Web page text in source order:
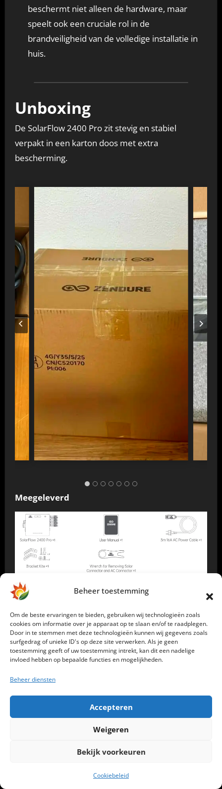
Beheer toestemming
Om de beste ervaringen te bieden, gebruiken wij technologieën zoals
cookies om informatie over je apparaat op te slaan en/of te raadplegen.
Door in te stemmen met deze technologieën kunnen wij gegevens zoals
surfgedrag of unieke ID's op deze site verwerken. Als je geen
toestemming geeft of uw toestemming intrekt, kan dit een nadelige
invloed hebben op bepaalde functies en mogelijkheden.
Beheer diensten
Accepteren
Weigeren
Bekijk voorkeuren
Cookiebeleid
beschermt niet alleen de hardware, maar
speelt ook een cruciale rol in de
brandveiligheid van de volledige installatie in
huis.
Unboxing
De SolarFlow 2400 Pro zit stevig en stabiel
verpakt in een karton doos met extra
bescherming.
Meegeleverd
SolarFlow 2400 Pro (geïntegreerd met batterij
Handleiding
AC kabel, 3 meter lengte
Beugels voor muurbevestiging
Sleutel voor ontgrendelen
Uiterlijk & Design
modern als functioneel. De metalen behuizing